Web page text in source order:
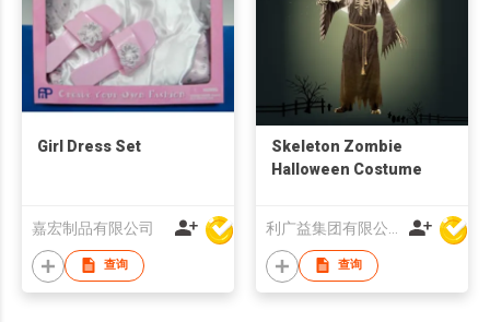
Girl Dress Set
嘉宏制品有限公司
查询
Skeleton Zombie
Halloween Costume
查询